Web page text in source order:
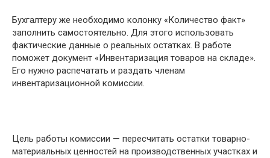
Бухгалтеру же необходимо колонку «Количество факт»
заполнить самостоятельно. Для этого использовать
фактические данные о реальных остатках. В работе
поможет документ «Инвентаризация товаров на складе».
Его нужно распечатать и раздать членам
инвентаризационной комиссии.
Цель работы комиссии — пересчитать остатки товарно-
материальных ценностей на производственных участках и